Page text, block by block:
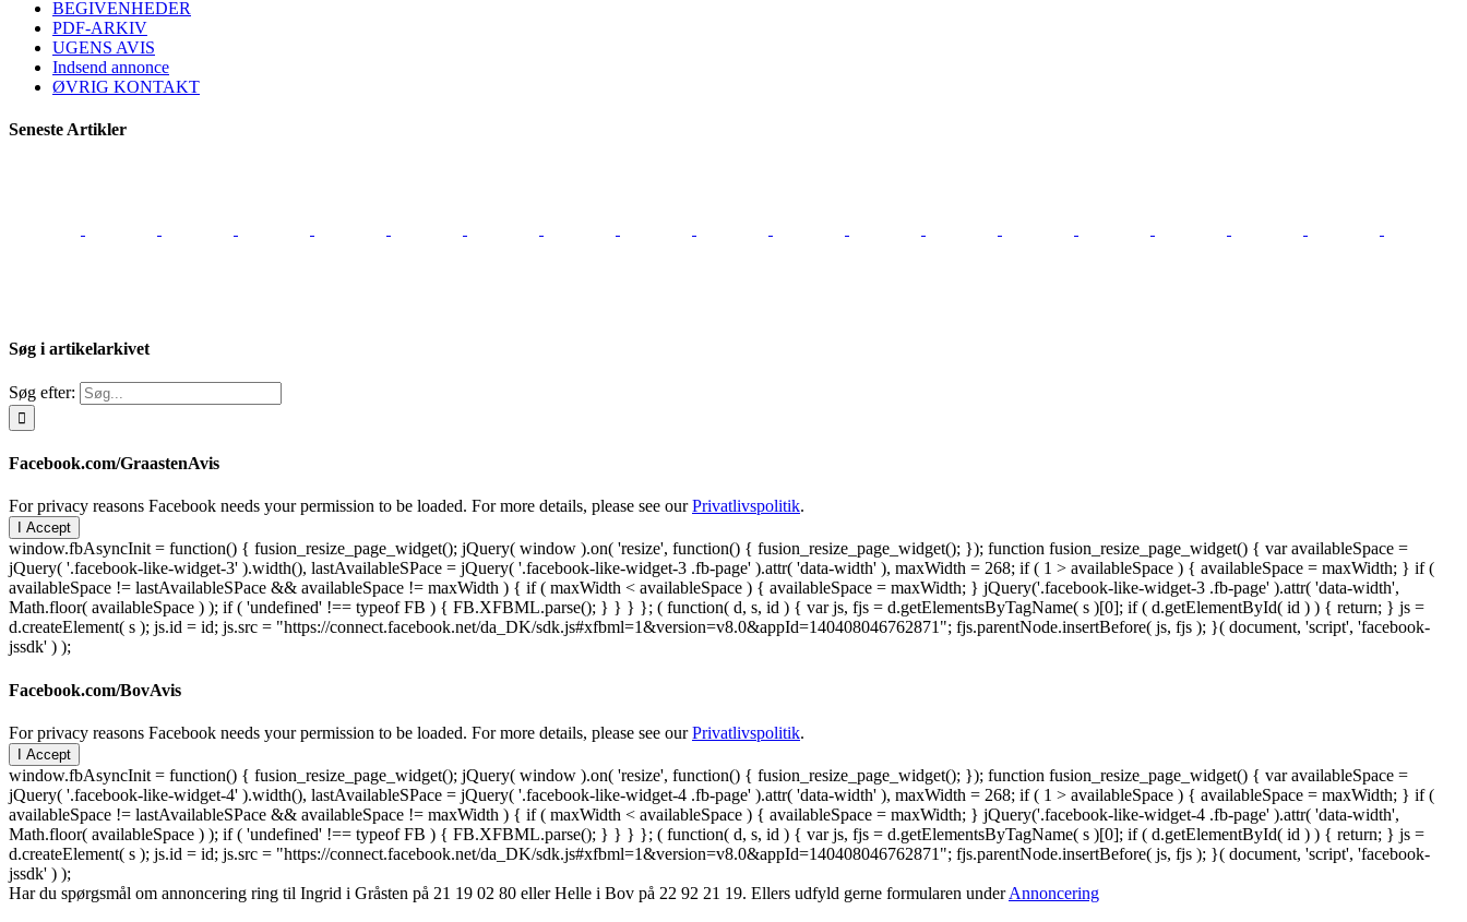
BEGIVENHEDER
PDF-ARKIV
UGENS AVIS
Indsend annonce
ØVRIG KONTAKT
Seneste Artikler
Søg i artikelarkivet
Søg efter:
Facebook.com/GraastenAvis
For privacy reasons Facebook needs your permission to be loaded. For more details, please see ourPrivatlivspolitik.
I Accept
window.fbAsyncInit = function() { fusion_resize_page_widget(); jQuery( window ).on( 'resize', function() { fusion_resize_page_widget(); }); function fusion_resize_page_widget() { var availableSpace =
jQuery( '.facebook-like-widget-3' ).width(), lastAvailableSPace = jQuery( '.facebook-like-widget-3 .fb-page' ).attr( 'data-width' ), maxWidth = 268; if ( 1 > availableSpace ) { availableSpace = maxWidth; } if (
availableSpace != lastAvailableSPace && availableSpace != maxWidth ) { if ( maxWidth < availableSpace ) { availableSpace = maxWidth; } jQuery('.facebook-like-widget-3 .fb-page' ).attr( 'data-width',
Math.floor( availableSpace ) ); if ( 'undefined' !== typeof FB ) { FB.XFBML.parse(); } } } }; ( function( d, s, id ) { var js, fjs = d.getElementsByTagName( s )[0]; if ( d.getElementById( id ) ) { return; } js =
d.createElement( s ); js.id = id; js.src = "https://connect.facebook.net/da_DK/sdk.js#xfbml=1&version=v8.0&appId=140408046762871"; fjs.parentNode.insertBefore( js, fjs ); }( document, 'script', 'facebook-
jssdk' ) );
Facebook.com/BovAvis
For privacy reasons Facebook needs your permission to be loaded. For more details, please see ourPrivatlivspolitik.
I Accept
window.fbAsyncInit = function() { fusion_resize_page_widget(); jQuery( window ).on( 'resize', function() { fusion_resize_page_widget(); }); function fusion_resize_page_widget() { var availableSpace =
jQuery( '.facebook-like-widget-4' ).width(), lastAvailableSPace = jQuery( '.facebook-like-widget-4 .fb-page' ).attr( 'data-width' ), maxWidth = 268; if ( 1 > availableSpace ) { availableSpace = maxWidth; } if (
availableSpace != lastAvailableSPace && availableSpace != maxWidth ) { if ( maxWidth < availableSpace ) { availableSpace = maxWidth; } jQuery('.facebook-like-widget-4 .fb-page' ).attr( 'data-width',
Math.floor( availableSpace ) ); if ( 'undefined' !== typeof FB ) { FB.XFBML.parse(); } } } }; ( function( d, s, id ) { var js, fjs = d.getElementsByTagName( s )[0]; if ( d.getElementById( id ) ) { return; } js =
d.createElement( s ); js.id = id; js.src = "https://connect.facebook.net/da_DK/sdk.js#xfbml=1&version=v8.0&appId=140408046762871"; fjs.parentNode.insertBefore( js, fjs ); }( document, 'script', 'facebook-
jssdk' ) );
Har du spørgsmål om annoncering ring til Ingrid i Gråsten på 21 19 02 80 ‬eller Helle i Bov på 22 92 21 19‬. Ellers udfyld gerne formularen underAnnoncering